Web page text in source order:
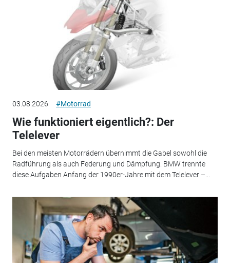
03.08.2026 #Motorrad
Wie funktioniert eigentlich?: Der
Telelever
Bei den meisten Motorrädern übernimmt die Gabel sowohl die
Radführung als auch Federung und Dämpfung. BMW trennte
diese Aufgaben Anfang der 1990er-Jahre mit dem Telelever –...